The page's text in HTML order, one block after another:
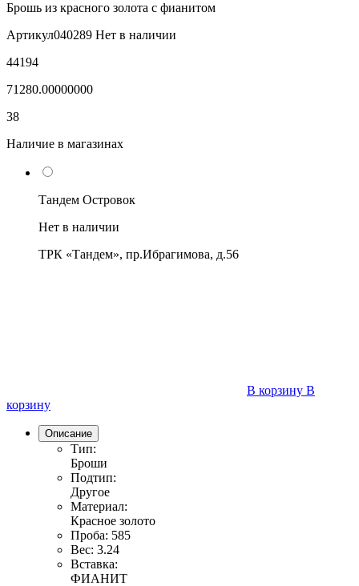
Брошь из красного золота с фианитом
Артикул040289 Нет в наличии
44194
71280.00000000
38
Наличие в магазинах
Тандем Островок
Нет в наличии
ТРК «Тандем», пр.Ибрагимова, д.56
В корзину В
корзину
Описание
Тип:
Броши
Подтип:
Другое
Материал:
Красное золото
Проба: 585
Вес: 3.24
Вставка:
ФИАНИТ